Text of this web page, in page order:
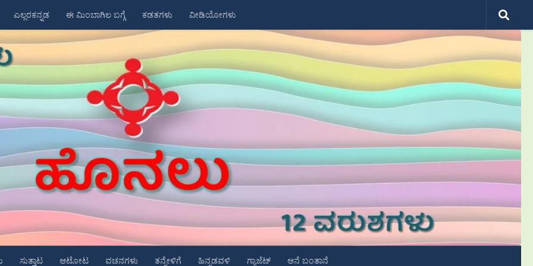
ಎಲ್ಲರಕನ್ನಡ ಈ ಮಿಂಬಾಗಿಲ ಬಗ್ಗೆ ಕಡತಗಳು ವೀಡಿಯೋಗಳು
ಸುತ್ತಾಟ ಆಟೋಟ ವಚನಗಳು ತನ್ನೇಳಿಗೆ ಹಿನ್ನಡವಳಿ ಗ್ಯಾಜೆಟ್ ಆನೆ ಬಂತಾನೆ